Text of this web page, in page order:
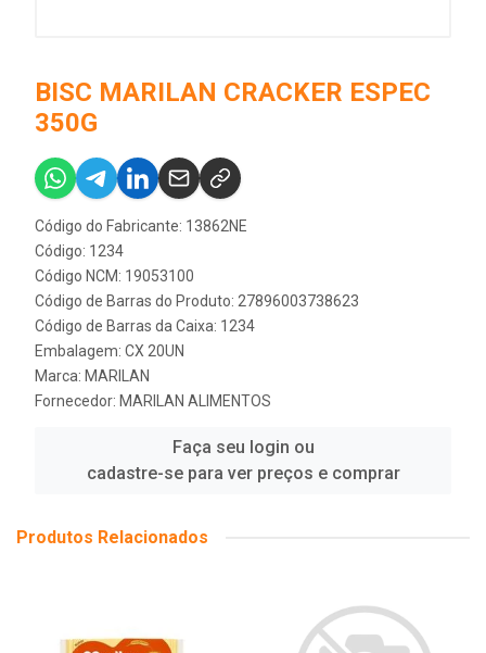
BISC MARILAN CRACKER ESPEC
350G
Código do Fabricante: 13862NE
Código: 1234
Código NCM: 19053100
Código de Barras do Produto: 27896003738623
Código de Barras da Caixa: 1234
Embalagem: CX 20UN
Marca: MARILAN
Fornecedor: MARILAN ALIMENTOS
Faça seu login ou
cadastre-se para ver preços e comprar
Produtos Relacionados